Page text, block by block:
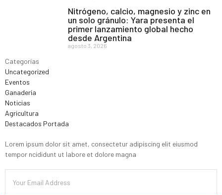
Nitrógeno, calcio, magnesio y zinc en
un solo gránulo: Yara presenta el
primer lanzamiento global hecho
desde Argentina
agosto 3, 2026
Categorías
Uncategorized
Eventos
Ganadería
Noticias
Agricultura
Destacados Portada
Lorem ipsum dolor sit amet, consectetur adipiscing elit eiusmod
tempor ncididunt ut labore et dolore magna